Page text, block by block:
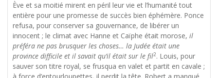
Ève et sa moitié mirent en péril leur vie et l’humanité tout
entière pour une promesse de succès bien éphémère. Ponce
refusa, pour conserver sa gouvernance, de libérer un
innocent ; le climat avec Hanne et Caïphe était morose, il
préféra ne pas brusquer les choses… la Judée était une
province difficile et il savait qu’il était sur le fil2. Louis, pour
sauver son titre royal, se frusqua en valet et partit en cavale ;